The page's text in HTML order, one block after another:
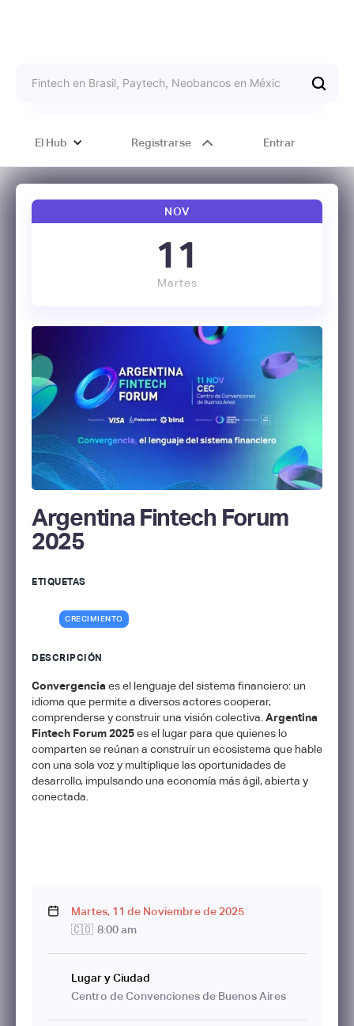
El Hub Registrarse Entrar
NOV
11
Martes
Argentina Fintech Forum
2025
ETIQUETAS
CRECIMIENTO
DESCRIPCIÓN
Convergencia es el lenguaje del sistema financiero: un
idioma que permite a diversos actores cooperar,
comprenderse y construir una visión colectiva. Argentina
Fintech Forum 2025es el lugar para que quienes lo
comparten se reúnan a construir un ecosistema que hable
con una sola voz y multiplique las oportunidades de
desarrollo, impulsando una economía más ágil, abierta y
conectada.
Martes, 11 de Noviembrede 2025
🇨🇴 8:00 am
Lugar y Ciudad
Centro de Convenciones de Buenos Aires